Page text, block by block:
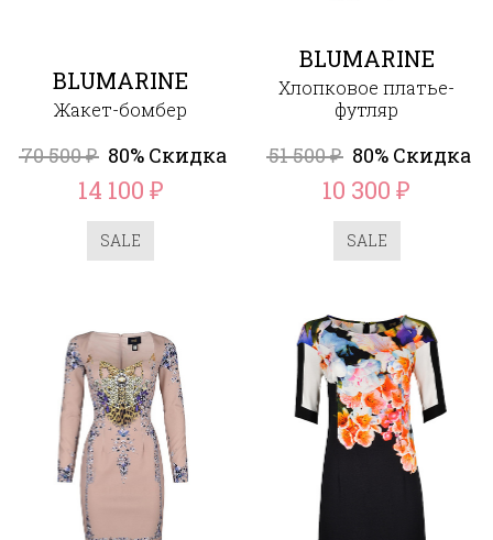
BLUMARINE
Жакет-бомбер
70 500₽ 80% Скидка
14 100 ₽
SALE
BLUMARINE
Хлопковое платье-
футляр
51 500₽ 80% Скидка
10 300₽
SALE